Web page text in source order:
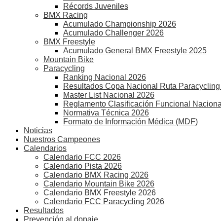
Récords Juveniles
BMX Racing
Acumulado Championship 2026
Acumulado Challenger 2026
BMX Freestyle
Acumulado General BMX Freestyle 2025
Mountain Bike
Paracycling
Ranking Nacional 2026
Resultados Copa Nacional Ruta
Master List Nacional 2026
Reglamento Clasificación Funcional Nacional
Normativa Técnica 2026
Formato de Información Médica (MDF)
Noticias
Nuestros Campeones
Calendarios
Calendario FCC 2026
Calendario Pista 2026
Calendario BMX Racing 2026
Calendario Mountain Bike 2026
Calendario BMX Freestyle 2026
Calendario FCC Paracycling 2026
Resultados
Prevención al dopaje